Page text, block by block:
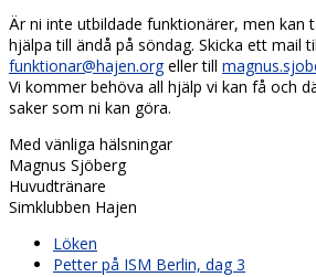
Är ni inte utbildade funktionärer, men kan
hjälpa till ändå på söndag. Skicka ett mail
funktionar@hajen.orgeller till
Vi kommer behöva all hjälp vi kan få och
saker som ni kan göra.
Med vänliga hälsningar
Magnus Sjöberg
Huvudtränare
Simklubben Hajen
previous
post:
Löken
next
Petter på ISM Berlin, dag 3